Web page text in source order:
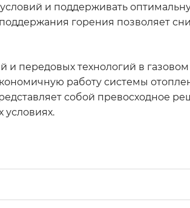
и поддерживать
горения позволяет
передовых технологий в газовом
работу системы
собой превосходное
условиях.